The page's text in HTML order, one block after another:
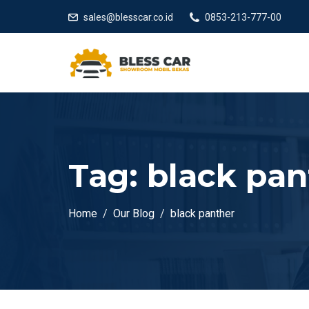
sales@blesscar.co.id 0853-213-777-00
Tag: black
Home Our Blog black panther